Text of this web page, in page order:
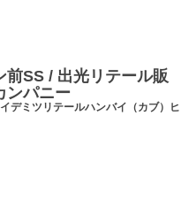
前SS / 出光リテール販
ンパニー
デミツリテールハンバイ（カブ）ヒ